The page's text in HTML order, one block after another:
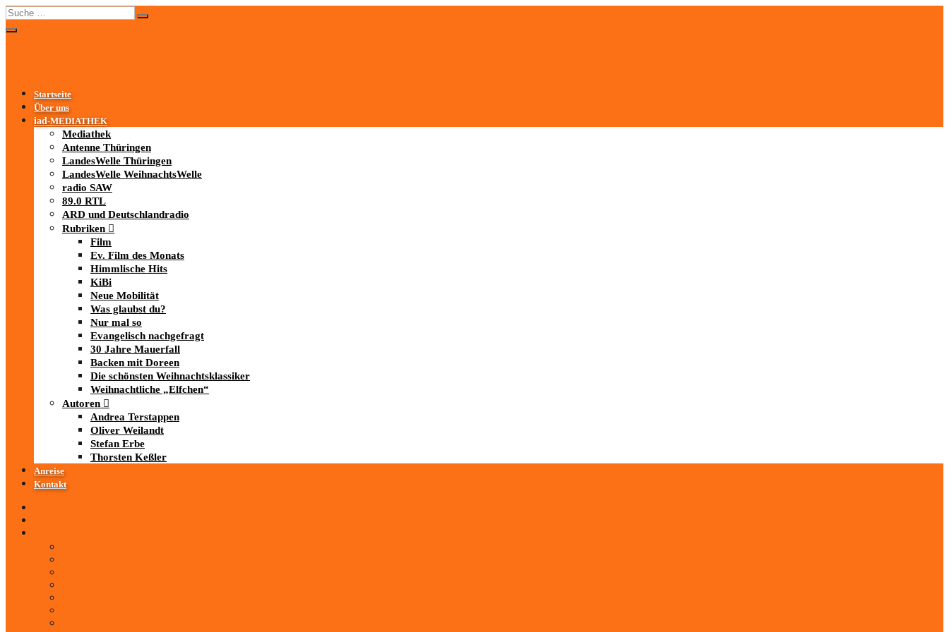
Startseite
Über uns
iad-MEDIATHEK
Mediathek
Antenne Thüringen
LandesWelle Thüringen
LandesWelle WeihnachtsWelle
radio SAW
89.0 RTL
ARD und Deutschlandradio
Rubriken
Film
Ev. Film des Monats
Himmlische Hits
KiBi
Neue Mobilität
Was glaubst du?
Nur mal so
Evangelisch nachgefragt
30 Jahre Mauerfall
Backen mit Doreen
Die schönsten Weihnachtsklassiker
Weihnachtliche „Elfchen“
Autoren
Andrea Terstappen
Oliver Weilandt
Stefan Erbe
Thorsten Keßler
Anreise
Kontakt